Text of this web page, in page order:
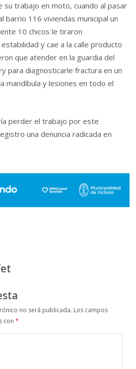
su trabajo en moto, cuando al pasar
barrio 116 viviendas municipal un
10 chicos le tiraron
y cae a la calle producto
que atender en la guardia del
para diagnosticarle fractura en un
mandíbula y lesiones en todo el
perder el trabajo por este
una denuncia radicada en
no será publicada. Los campos
con*